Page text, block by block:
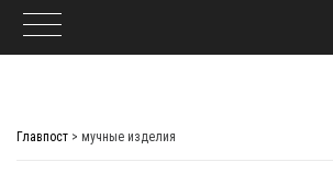
Главпост > мучные изделия